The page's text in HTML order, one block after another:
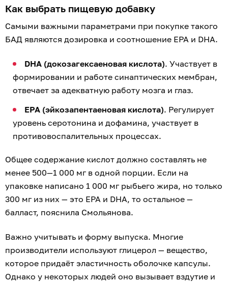
Как выбрать пищевую добавку
Самыми важными параметрами при покупке такого
БАД являются дозировка и соотношение EPA и DHA.
DHA (докозагексаеновая кислота). Участвует в
формировании и работе синаптических мембран,
отвечает за адекватную работу мозга и глаз.
EPA (эйкозапентаеновая кислота). Регулирует
уровень серотонина и дофамина, участвует в
противовоспалительных процессах.
Общее содержание кислот должно составлять не
менее 500—1 000 мг в одной порции. Если на
упаковке написано 1 000 мг рыбьего жира, но только
300 мг из них — это EPA и DHA, то остальное —
балласт, пояснила Смольянова.
Важно учитывать и форму выпуска. Многие
производители используют глицерол — вещество,
которое придаёт эластичность оболочке капсулы.
Однако у некоторых людей оно вызывает вздутие и